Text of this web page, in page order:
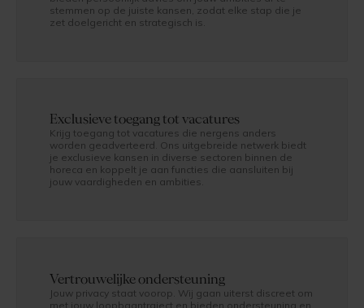
stemmen op de juiste kansen, zodat elke stap die je
zet doelgericht en strategisch is.
Exclusieve toegang tot vacatures
Krijg toegang tot vacatures die nergens anders
worden geadverteerd. Ons uitgebreide netwerk biedt
je exclusieve kansen in diverse sectoren binnen de
horeca en koppelt je aan functies die aansluiten bij
jouw vaardigheden en ambities.
Vertrouwelijke ondersteuning
Jouw privacy staat voorop. Wij gaan uiterst discreet om
met jouw loopbaantraject en bieden ondersteuning en